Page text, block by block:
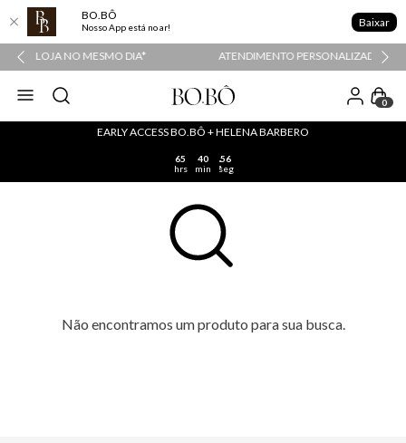
BO.BÔ
Nosso App está no ar! Baixar
ATENDIMENTO PERSONALIZADO COM A PERSONAL SHOPPER
0
EARLY ACCESS BO.BÔ + HELENA BARBERO
65
hrs
40
min
56
seg
Não encontramos um produto para sua busca.